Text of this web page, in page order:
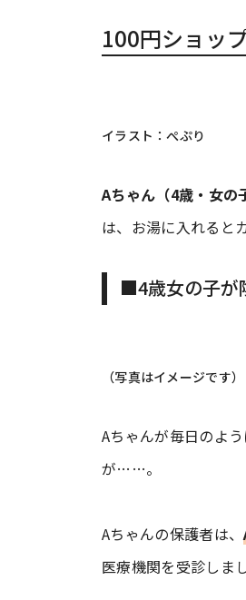
100円ショッ
イラスト：ぺぷり
Aちゃん（4歳・女の
は、お湯に入れると
■4歳女の子が
（写真はイメージです）
Aちゃんが毎日のよ
が……。
Aちゃんの保護者は、
医療機関を受診しま